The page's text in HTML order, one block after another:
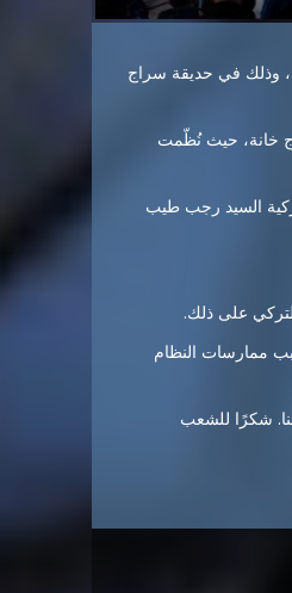
بسقوط نظام البعث الذي دام 61 عامًا في سوريا، وذلك في حديقة سراج
خانة، حيث نُظّمت
السيد رجب طيب
على ذلك.
تركيا بسبب ممارسات النظام
شكرًا للشعب